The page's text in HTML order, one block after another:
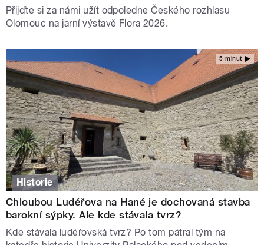
Přijďte si za námi užít odpoledne Českého rozhlasu
Olomouc na jarní výstavě Flora 2026.
5 minut
Historie
Chloubou Ludéřova na Hané je dochovaná stavba
barokní sýpky. Ale kde stávala tvrz?
Kde stávala ludéřovská tvrz? Po tom pátral tým na